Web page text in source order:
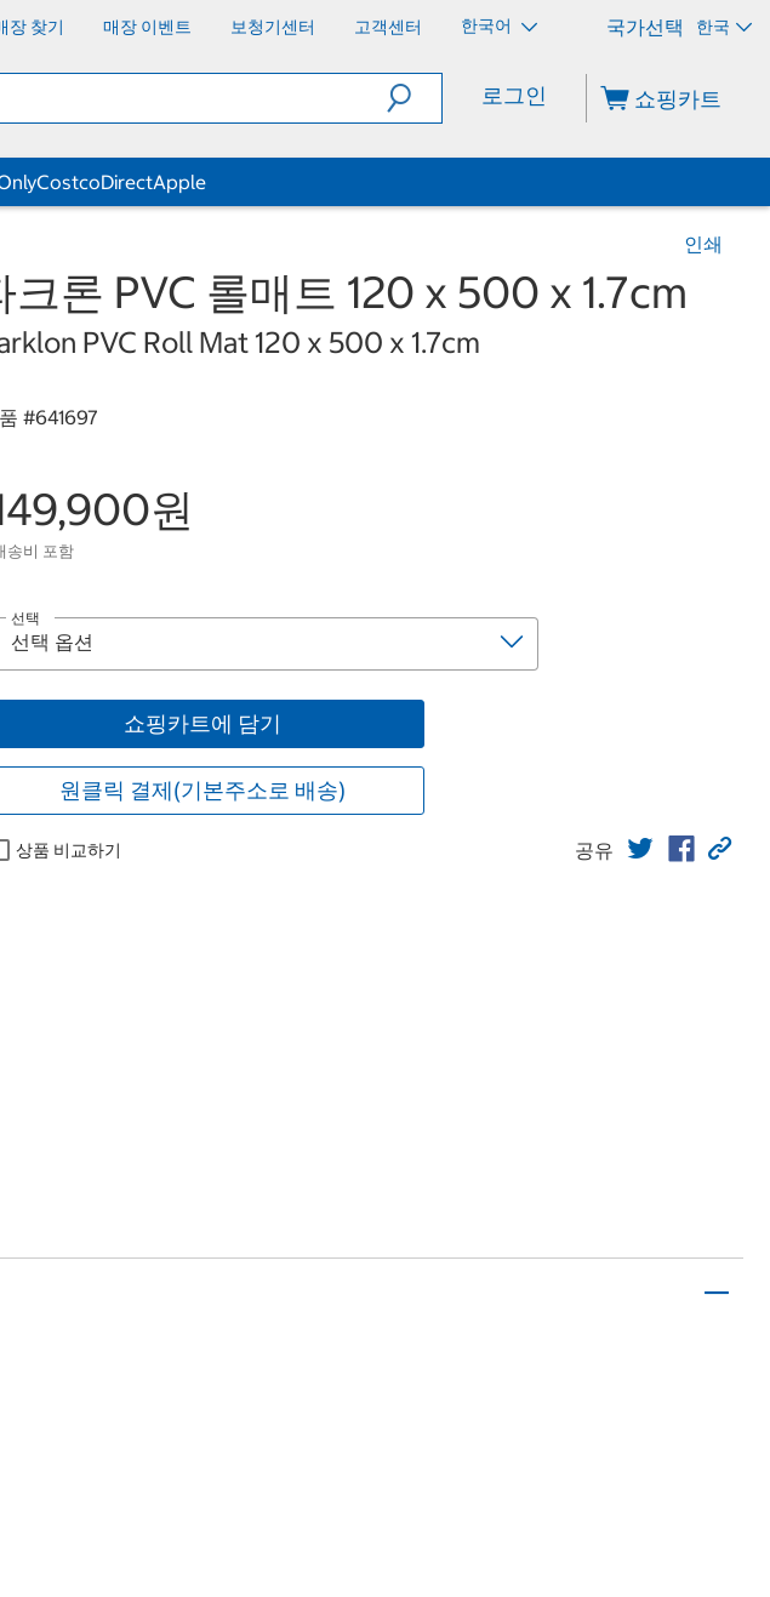
장 찾기 매장 이벤트 보청기센터 고객센터 한국어 한국
로그인 쇼핑카트
CostcoDirectApple
인쇄
크론 PVC 롤매트 120 x 500 x 1.7cm
PVC Roll Mat 120 x 500 x 1.7cm
#641697
원
송비 포함
선택
쇼핑카트에 담기
원클릭 결제(기본주소로 배송)
상품 비교하기 공유